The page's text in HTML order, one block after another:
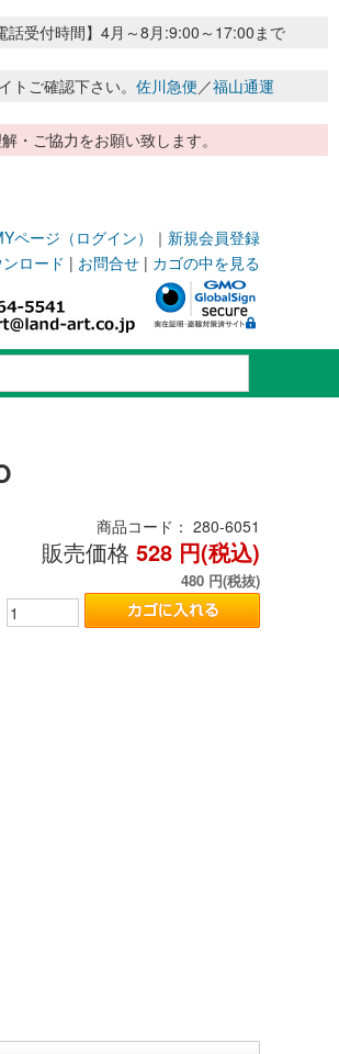
受付時間】4月～8月:9:00～17:00まで
ご確認下さい。 佐川急便／福山通運
・ご協力をお願い致します。
ページ（ログイン） ｜ 新規会員登録
ンロード | お問合せ | カゴの中を見る
商品コード： 280-6051
販売価格 528 円(税込)
480 円(税抜)